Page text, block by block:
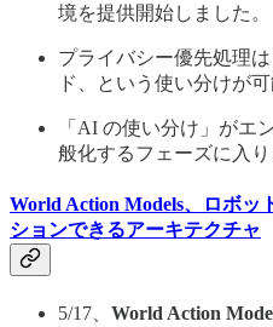
境を提供開始しました。
プライバシー優先処理
ド、という使い分けが可
「AI の使い分け」がエ
般化するフェーズに入り
World Action Models、ロボッ
ションできるアーキテクチャ
5/17、 World Action